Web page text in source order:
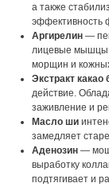
а также
эффективность
Аргирелин —
лицевые мышцы
морщин и
Экстракт какао
действие.
заживление и
Масло ши
замедляет
Аденозин —
выработку
подтягивает и